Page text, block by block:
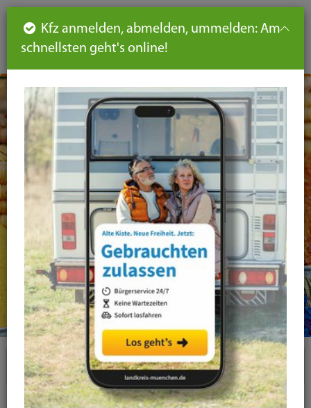
DE
Themen
Inklusion
Seiteninhalt
Hauptnavigation
Seitennavigation
leichte
Sprache
Kfz anmelden, abmelden, ummelden: Am
schnellsten geht's online!